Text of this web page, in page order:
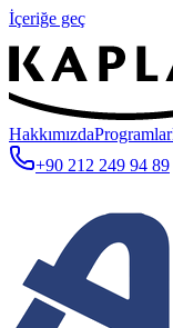
İçeriğe geç
HakkımızdaProgramlar
+90 212 249 94 89